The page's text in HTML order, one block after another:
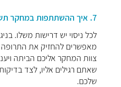
7. איך ההשתתפות במחקר תשפיע על חיי היומיום שלי?
לכל ניסוי יש דרישות משלו.
מאפשרים להחזיק את התרופה
צוות המחקר אליכם הביתה
שאתם רגילים אליו, לצד
שלכם.